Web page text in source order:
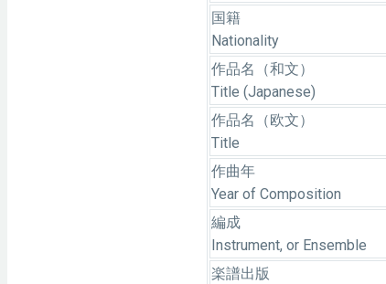
国籍
Nationality
作品名（和文）
Title (Japanese)
作品名（欧文）
Title
作曲年
Year of Composition
編成
Instrument, or Ensemble
楽譜出版